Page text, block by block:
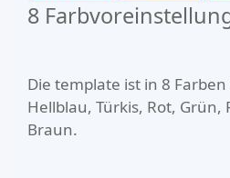
8
Die template ist in 8
Hellblau, Türkis, Rot, Grün,
Braun.